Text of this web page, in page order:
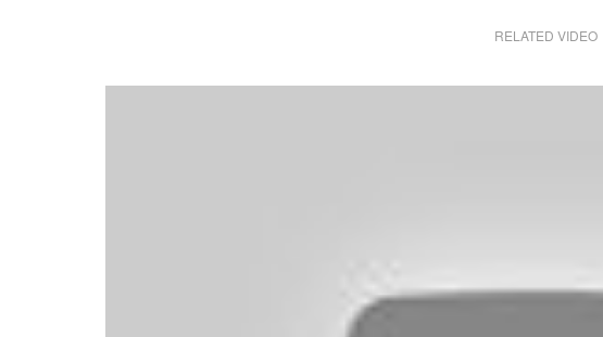
RELATED VIDEO